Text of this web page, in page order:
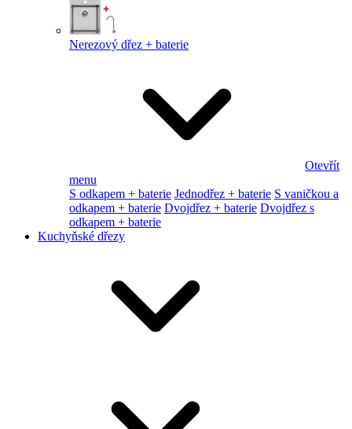
Nerezový dřez + baterie
Otevřít
menu
S odkapem + baterie Jednodřez + baterie S vaničkou a
odkapem + baterie Dvojdřez + baterie Dvojdřez s
odkapem + baterie
Kuchyňské dřezy